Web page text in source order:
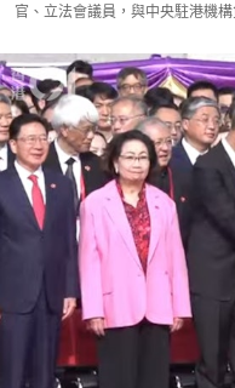
官、立法會議員，與中央駐港機構